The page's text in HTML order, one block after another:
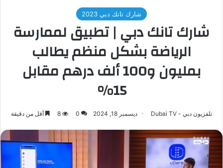
شارك تانك دبي 2023
شارك تانك دبي | تطبيق لممارسة
الرياضة بشكل منظم يطالب
بمليون و100 ألف درهم مقابل
15%
تلفزيون دبي - Dubai TV ديسمبر 18, 2024 0
8 أقل من دقيقة